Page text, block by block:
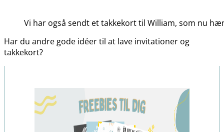
Vi har også sendt et takkekort til William, som nu
Har du andre gode idéer til at lave invitationer og
takkekort?